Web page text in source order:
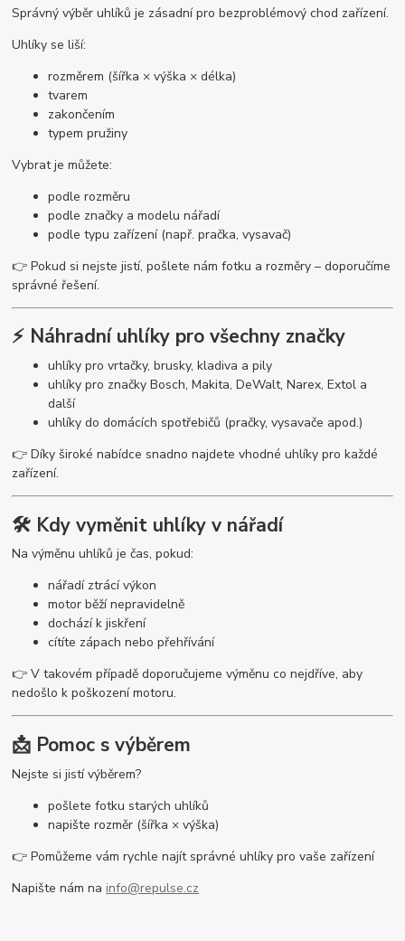
Správný výběr uhlíků je zásadní pro bezproblémový chod zařízení.
Uhlíky se liší:
rozměrem (šířka × výška × délka)
tvarem
zakončením
typem pružiny
Vybrat je můžete:
podle rozměru
podle značky a modelu nářadí
podle typu zařízení (např. pračka, vysavač)
👉 Pokud si nejste jistí, pošlete nám fotku a rozměry – doporučíme
správné řešení.
⚡ Náhradní uhlíky pro všechny značky
uhlíky pro vrtačky, brusky, kladiva a pily
uhlíky pro značky Bosch, Makita, DeWalt, Narex, Extol a
další
uhlíky do domácích spotřebičů (pračky, vysavače apod.)
👉 Díky široké nabídce snadno najdete vhodné uhlíky pro každé
zařízení.
🛠️ Kdy vyměnit uhlíky v nářadí
Na výměnu uhlíků je čas, pokud:
nářadí ztrácí výkon
motor běží nepravidelně
dochází k jiskření
cítíte zápach nebo přehřívání
👉 V takovém případě doporučujeme výměnu co nejdříve, aby
nedošlo k poškození motoru.
📩 Pomoc s výběrem
Nejste si jistí výběrem?
pošlete fotku starých uhlíků
napište rozměr (šířka × výška)
👉 Pomůžeme vám rychle najít správné uhlíky pro vaše zařízení
Napište nám na info@repulse.cz